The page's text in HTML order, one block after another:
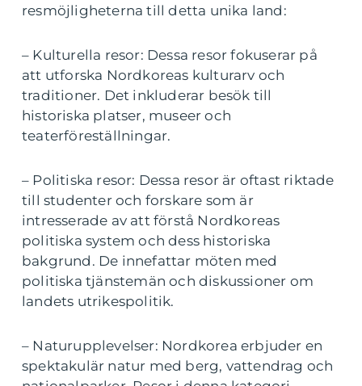
resmöjligheterna till detta unika land:
– Kulturella resor: Dessa resor fokuserar på
att utforska Nordkoreas kulturarv och
traditioner. Det inkluderar besök till
historiska platser, museer och
teaterföreställningar.
– Politiska resor: Dessa resor är oftast riktade
till studenter och forskare som är
intresserade av att förstå Nordkoreas
politiska system och dess historiska
bakgrund. De innefattar möten med
politiska tjänstemän och diskussioner om
landets utrikespolitik.
– Naturupplevelser: Nordkorea erbjuder en
spektakulär natur med berg, vattendrag och